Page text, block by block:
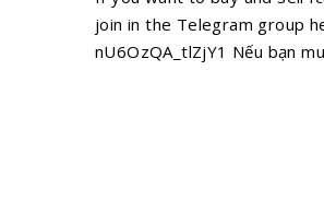
join in the Telegram group
nU6OzQA_tlZjY1 Nếu bạn